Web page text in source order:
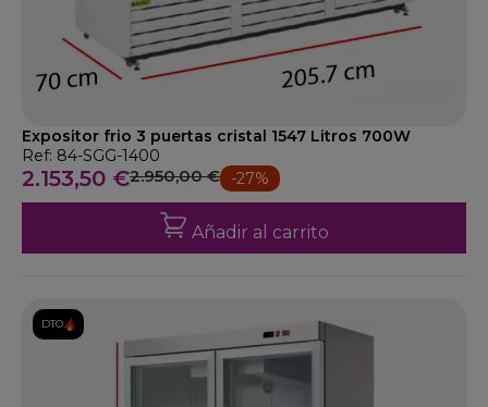
Expositor frio 3 puertas cristal 1547 Litros 700W
Ref: 84-SGG-1400
2.153,50 €2.950,00 € -27%
Añadir al carrito
DTO.